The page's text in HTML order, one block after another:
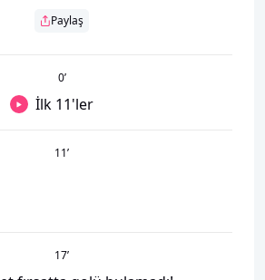
Paylaş
0’
İlk 11'ler
11’
17’